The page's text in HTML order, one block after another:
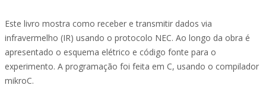
Este livro mostra como receber e transmitir dados via
infravermelho (IR) usando o protocolo NEC. Ao longo da obra é
apresentado o esquema elétrico e código fonte para o
experimento. A programação foi feita em C, usando o compilador
mikroC.